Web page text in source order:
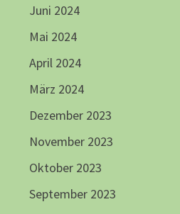
Juni 2024
Mai 2024
April 2024
März 2024
Dezember 2023
November 2023
Oktober 2023
September 2023